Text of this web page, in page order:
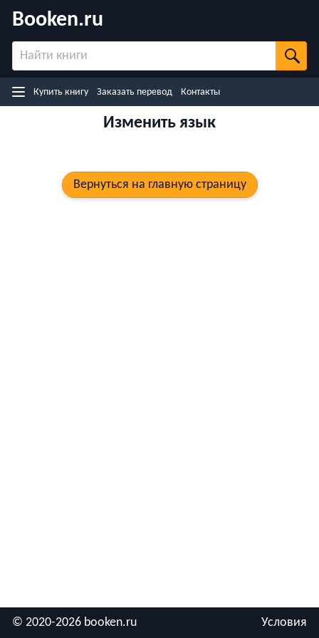
Booken.ru
Купить книгу Заказать перевод Контакты
Назад
Купить книгу на японском (Rakuten)
Купить книгу на Kobo.com
Купить книгу на Google Play
Изменить язык
Вернуться на главную страницу
© 2020-2026 booken.ru Условия